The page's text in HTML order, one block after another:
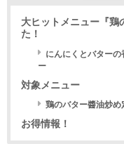
大ヒットメニュー『鶏
た！
にんにくとバターの
ー
対象メニュー
鶏のバター醬油炒め
お得情報！